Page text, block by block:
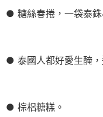
● 糖絲春捲，一袋泰銖
● 泰國人都好愛生醃
● 棕梠糖糕。